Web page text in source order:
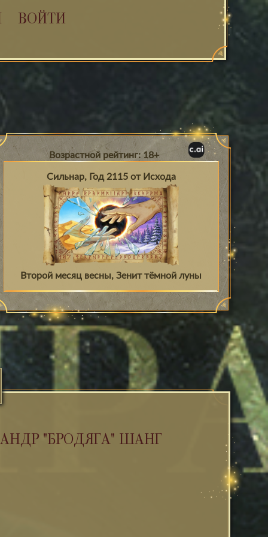
ВОЙТИ
Возрастной рейтинг: 18+
Сильнар, Год 2115 от Исхода
Второй месяц весны, Зенит тёмной луны
"БРОДЯГА" ШАНГ